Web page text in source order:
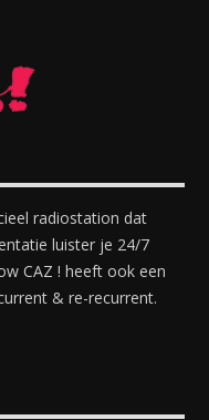
radiostation dat
luister je 24/7
CAZ ! heeft ook een
& re-recurrent.